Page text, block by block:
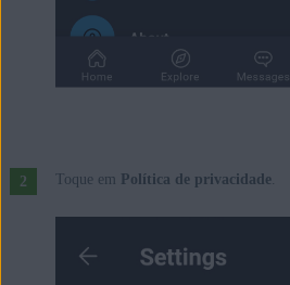
Toque em Política de privacidade.